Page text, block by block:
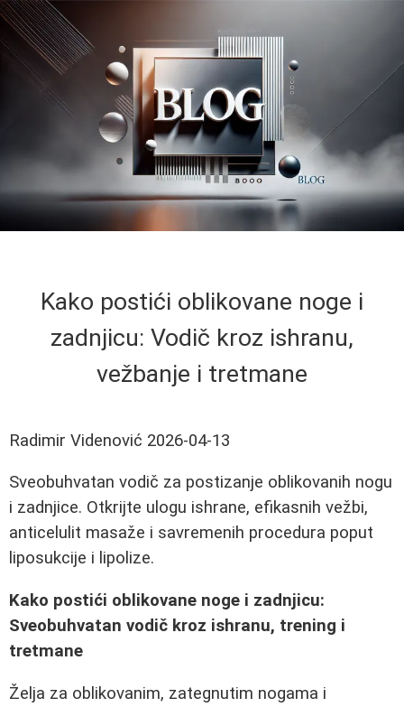
Kako postići oblikovane noge i
zadnjicu: Vodič kroz ishranu,
vežbanje i tretmane
Radimir Videnović 2026-04-13
Sveobuhvatan vodič za postizanje oblikovanih nogu
i zadnjice. Otkrijte ulogu ishrane, efikasnih vežbi,
anticelulit masaže i savremenih procedura poput
liposukcije i lipolize.
Kako postići oblikovane noge i zadnjicu:
Sveobuhvatan vodič kroz ishranu, trening i
tretmane
Želja za oblikovanim, zategnutim nogama i